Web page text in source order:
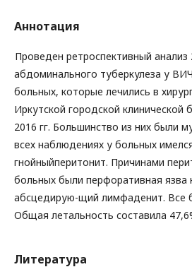
Аннотация
Проведен ретроспективный
абдоминального туберкулеза у
больных, которые лечились в
Иркутской городской
2016 гг. Большинство из них были
всех наблюдениях у больных
гнойныйперитонит. Причинами
больных были перфоративная язва
абсцедирую-щий лимфаденит. Все
Общая летальность составила
Литература